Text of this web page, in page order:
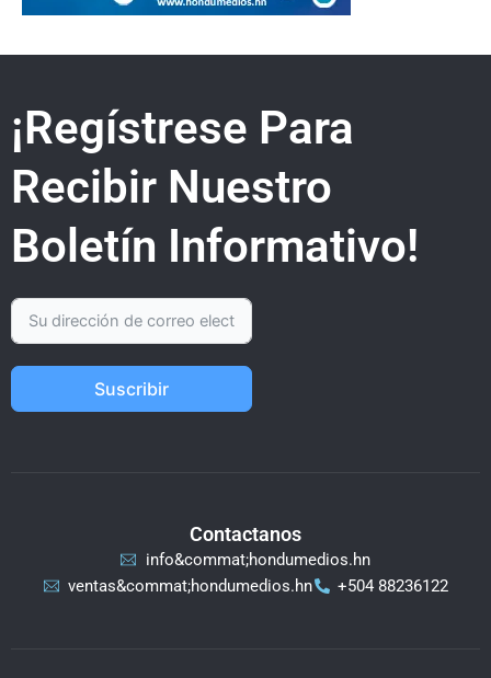
¡Regístrese Para
Recibir Nuestro
Boletín Informativo!
Suscribir
Contactanos
info&commat;hondumedios.hn
ventas&commat;hondumedios.hn
+504 88236122